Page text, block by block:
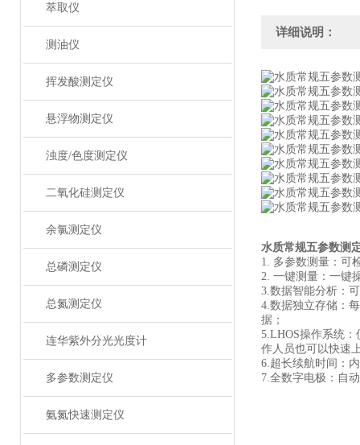
萃取仪
测油仪
挥发酸测定仪
悬浮物测定仪
浊度/色度测定仪
二氧化硅测定仪
余氯测定仪
总磷测定仪
总氮测定仪
连华紫外分光光度计
多参数测定仪
氨氮快速测定仪
详细说明：
水质常规五参数测
1. 多参数测量：可
2. 一键测量：一键
3.数据智能分析：
4.数据独立存储：
据；
5.LHOS操作系统
作人员也可以快速
6.超长续航时间：
7.全数字电极：自